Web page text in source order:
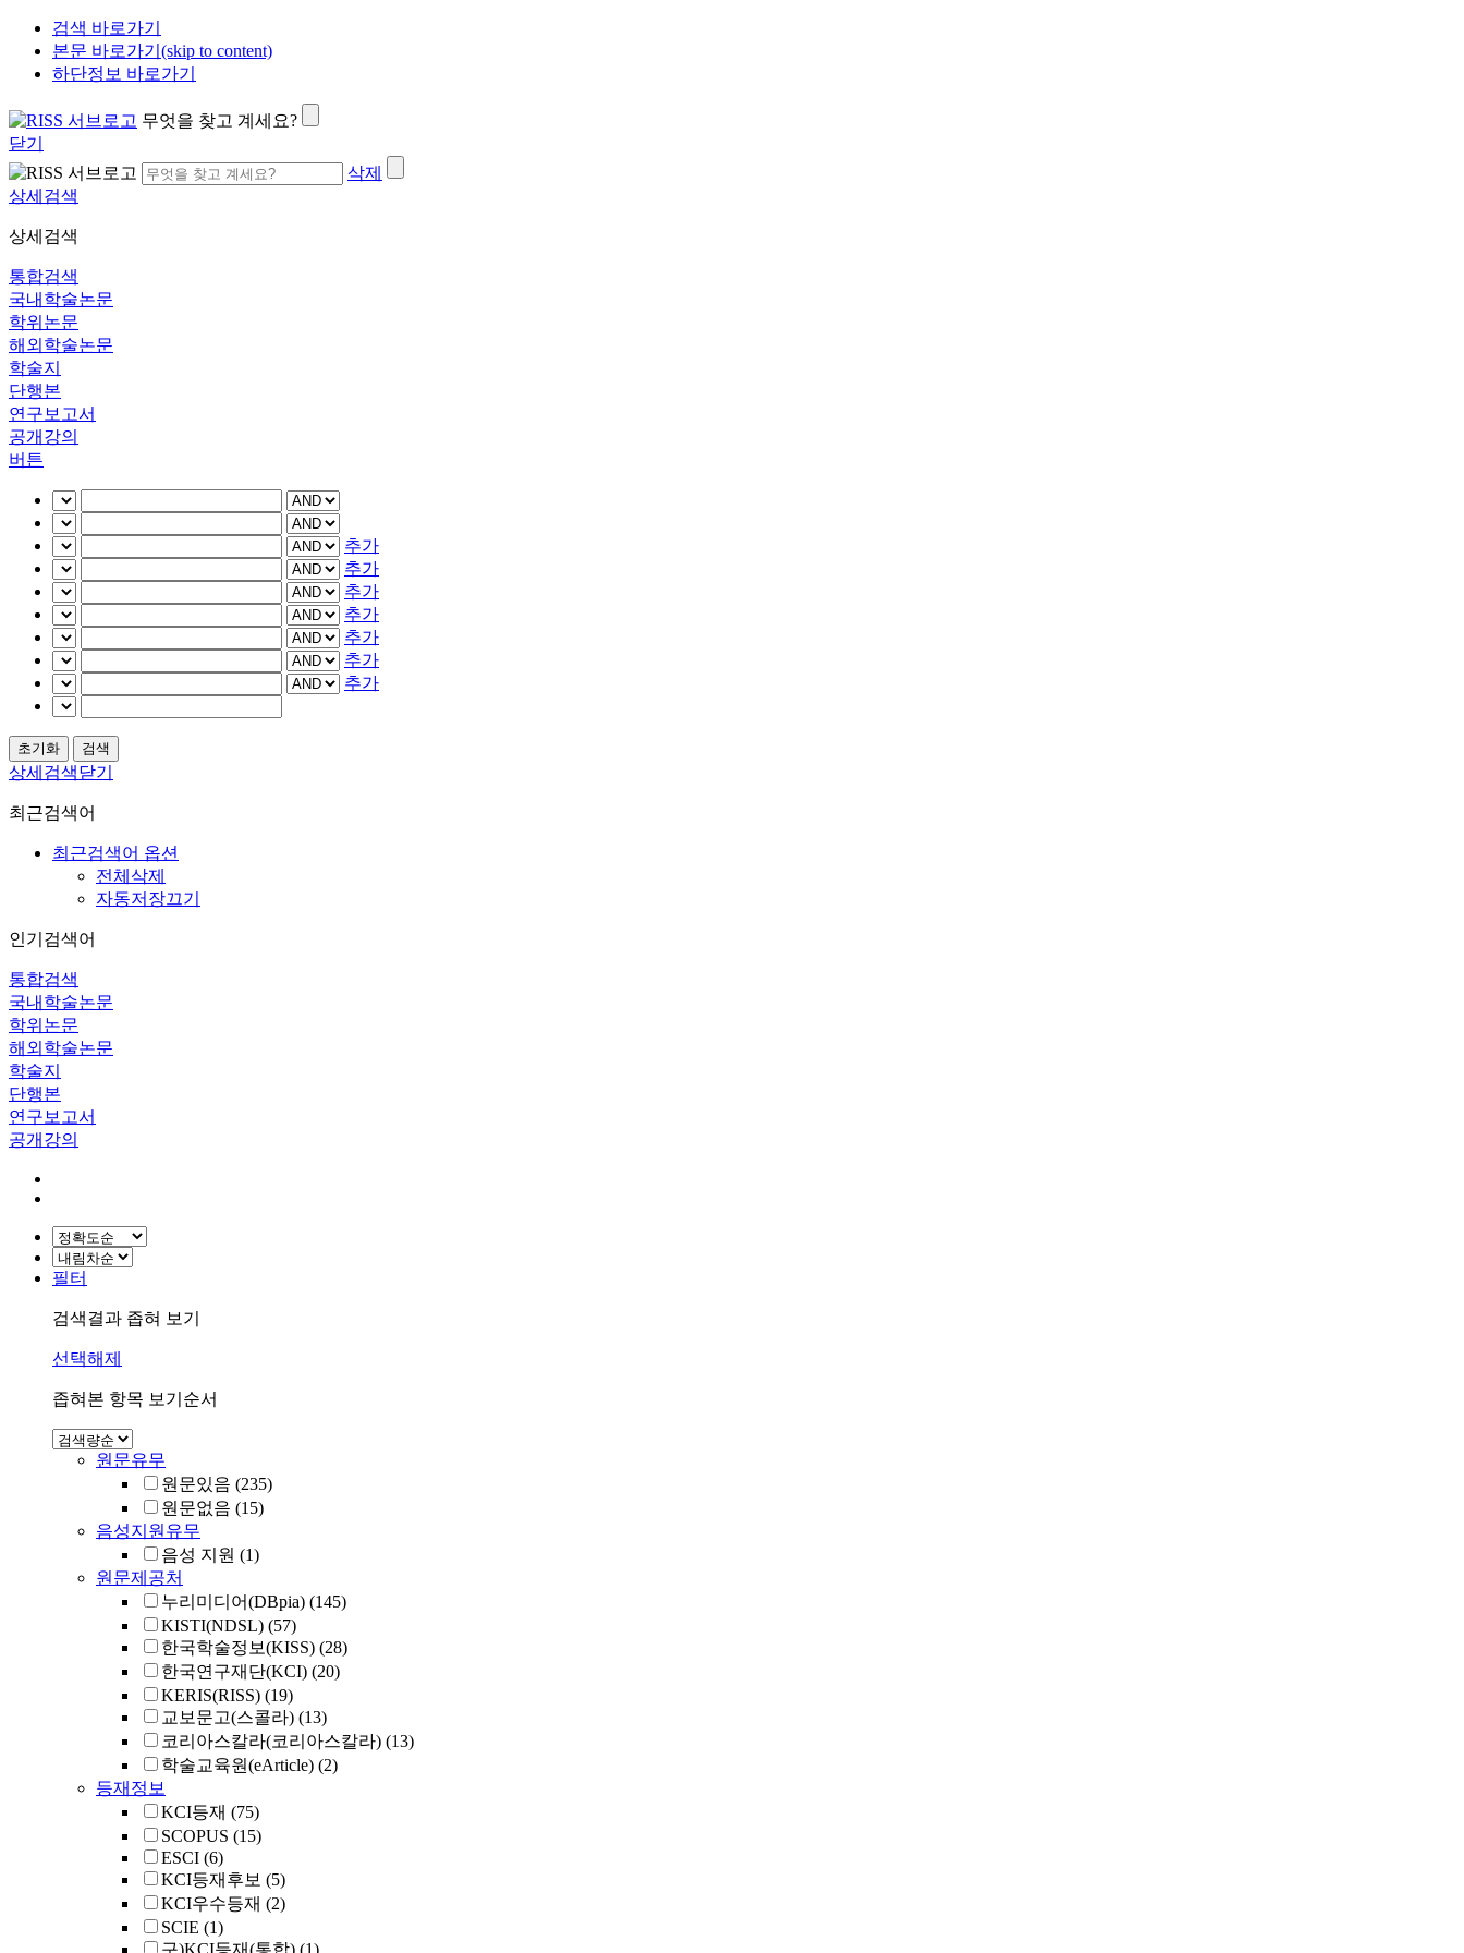
검색 바로가기
본문 바로가기(skip to content)
하단정보 바로가기
무엇을 찾고 계세요?
닫기
삭제
상세검색
상세검색
통합검색
국내학술논문
학위논문
해외학술논문
학술지
단행본
연구보고서
공개강의
버튼
추가
추가
추가
추가
추가
추가
추가
상세검색닫기
최근검색어
최근검색어 옵션
전체삭제
자동저장끄기
인기검색어
통합검색
국내학술논문
학위논문
해외학술논문
학술지
단행본
연구보고서
공개강의
필터
검색결과 좁혀 보기
선택해제
좁혀본 항목 보기순서
원문유무
원문있음 (235)
원문없음 (15)
음성지원유무
음성 지원 (1)
원문제공처
누리미디어(DBpia) (145)
KISTI(NDSL) (57)
한국학술정보(KISS) (28)
한국연구재단(KCI) (20)
KERIS(RISS) (19)
교보문고(스콜라) (13)
코리아스칼라(코리아스칼라) (13)
학술교육원(eArticle) (2)
등재정보
KCI등재 (75)
SCOPUS (15)
ESCI (6)
KCI등재후보 (5)
KCI우수등재 (2)
SCIE (1)
구)KCI등재(통합) (1)